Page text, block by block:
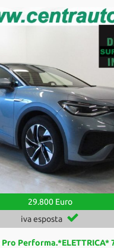
29.800 Euro
iva esposta
Pro Performa.*ELETTRICA*